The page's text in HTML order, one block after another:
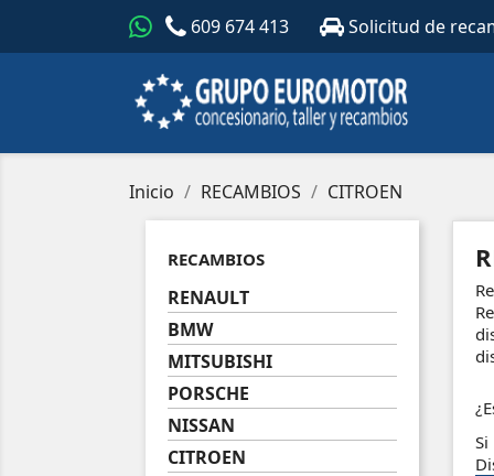
609 674 413 Solicitud de
Inicio RECAMBIOS CITROEN
RECAMBIOS
RENAULT
BMW
MITSUBISHI
PORSCHE
NISSAN
CITROEN